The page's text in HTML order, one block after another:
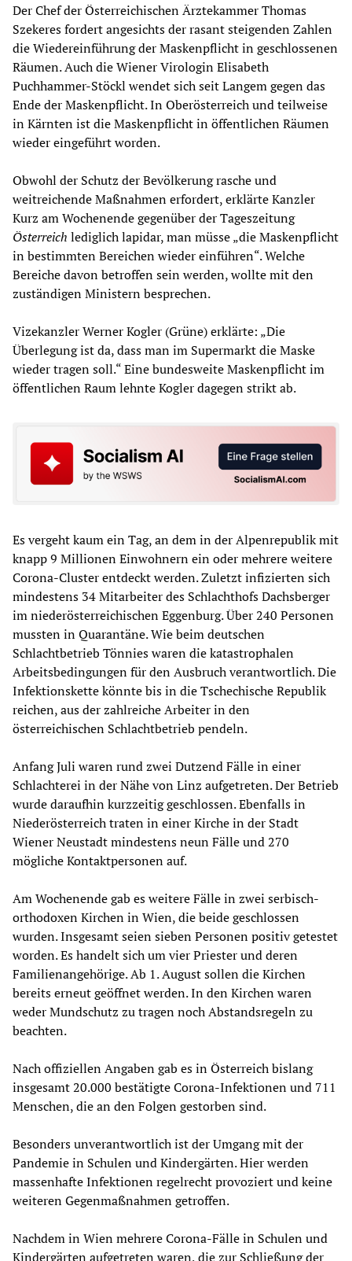
Der Chef der Österreichischen Ärztekammer Thomas
Szekeres fordert angesichts der rasant steigenden Zahlen
die Wiedereinführung der Maskenpflicht in geschlossenen
Räumen. Auch die Wiener Virologin Elisabeth
Puchhammer-Stöckl wendet sich seit Langem gegen das
Ende der Maskenpflicht. In Oberösterreich und teilweise
in Kärnten ist die Maskenpflicht in öffentlichen Räumen
wieder eingeführt worden.
Obwohl der Schutz der Bevölkerung rasche und
weitreichende Maßnahmen erfordert, erklärte Kanzler
Kurz am Wochenende gegenüber der Tageszeitung
Österreich lediglich lapidar, man müsse „die Maskenpflicht
in bestimmten Bereichen wieder einführen“. Welche
Bereiche davon betroffen sein werden, wollte mit den
zuständigen Ministern besprechen.
Vizekanzler Werner Kogler (Grüne) erklärte: „Die
Überlegung ist da, dass man im Supermarkt die Maske
wieder tragen soll.“ Eine bundesweite Maskenpflicht im
öffentlichen Raum lehnte Kogler dagegen strikt ab.
Es vergeht kaum ein Tag, an dem in der Alpenrepublik mit
knapp 9 Millionen Einwohnern ein oder mehrere weitere
Corona-Cluster entdeckt werden. Zuletzt infizierten sich
mindestens 34 Mitarbeiter des Schlachthofs Dachsberger
im niederösterreichischen Eggenburg. Über 240 Personen
mussten in Quarantäne. Wie beim deutschen
Schlachtbetrieb Tönnies waren die katastrophalen
Arbeitsbedingungen für den Ausbruch verantwortlich. Die
Infektionskette könnte bis in die Tschechische Republik
reichen, aus der zahlreiche Arbeiter in den
österreichischen Schlachtbetrieb pendeln.
Anfang Juli waren rund zwei Dutzend Fälle in einer
Schlachterei in der Nähe von Linz aufgetreten. Der Betrieb
wurde daraufhin kurzzeitig geschlossen. Ebenfalls in
Niederösterreich traten in einer Kirche in der Stadt
Wiener Neustadt mindestens neun Fälle und 270
mögliche Kontaktpersonen auf.
Am Wochenende gab es weitere Fälle in zwei serbisch-
orthodoxen Kirchen in Wien, die beide geschlossen
wurden. Insgesamt seien sieben Personen positiv getestet
worden. Es handelt sich um vier Priester und deren
Familienangehörige. Ab 1. August sollen die Kirchen
bereits erneut geöffnet werden. In den Kirchen waren
weder Mundschutz zu tragen noch Abstandsregeln zu
beachten.
Nach offiziellen Angaben gab es in Österreich bislang
insgesamt 20.000 bestätigte Corona-Infektionen und 711
Menschen, die an den Folgen gestorben sind.
Besonders unverantwortlich ist der Umgang mit der
Pandemie in Schulen und Kindergärten. Hier werden
massenhafte Infektionen regelrecht provoziert und keine
weiteren Gegenmaßnahmen getroffen.
Nachdem in Wien mehrere Corona-Fälle in Schulen und
Kindergärten aufgetreten waren, die zur Schließung der